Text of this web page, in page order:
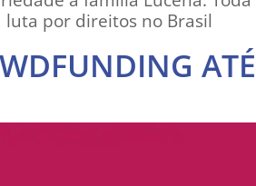
por direitos no Brasil